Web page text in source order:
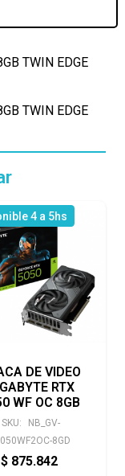
TWIN EDGE
TWIN EDGE
4 a 5hs
DE VIDEO
RTX
WF OC 8GB
SKU:
NB_GV-
8GD
$ 875.842